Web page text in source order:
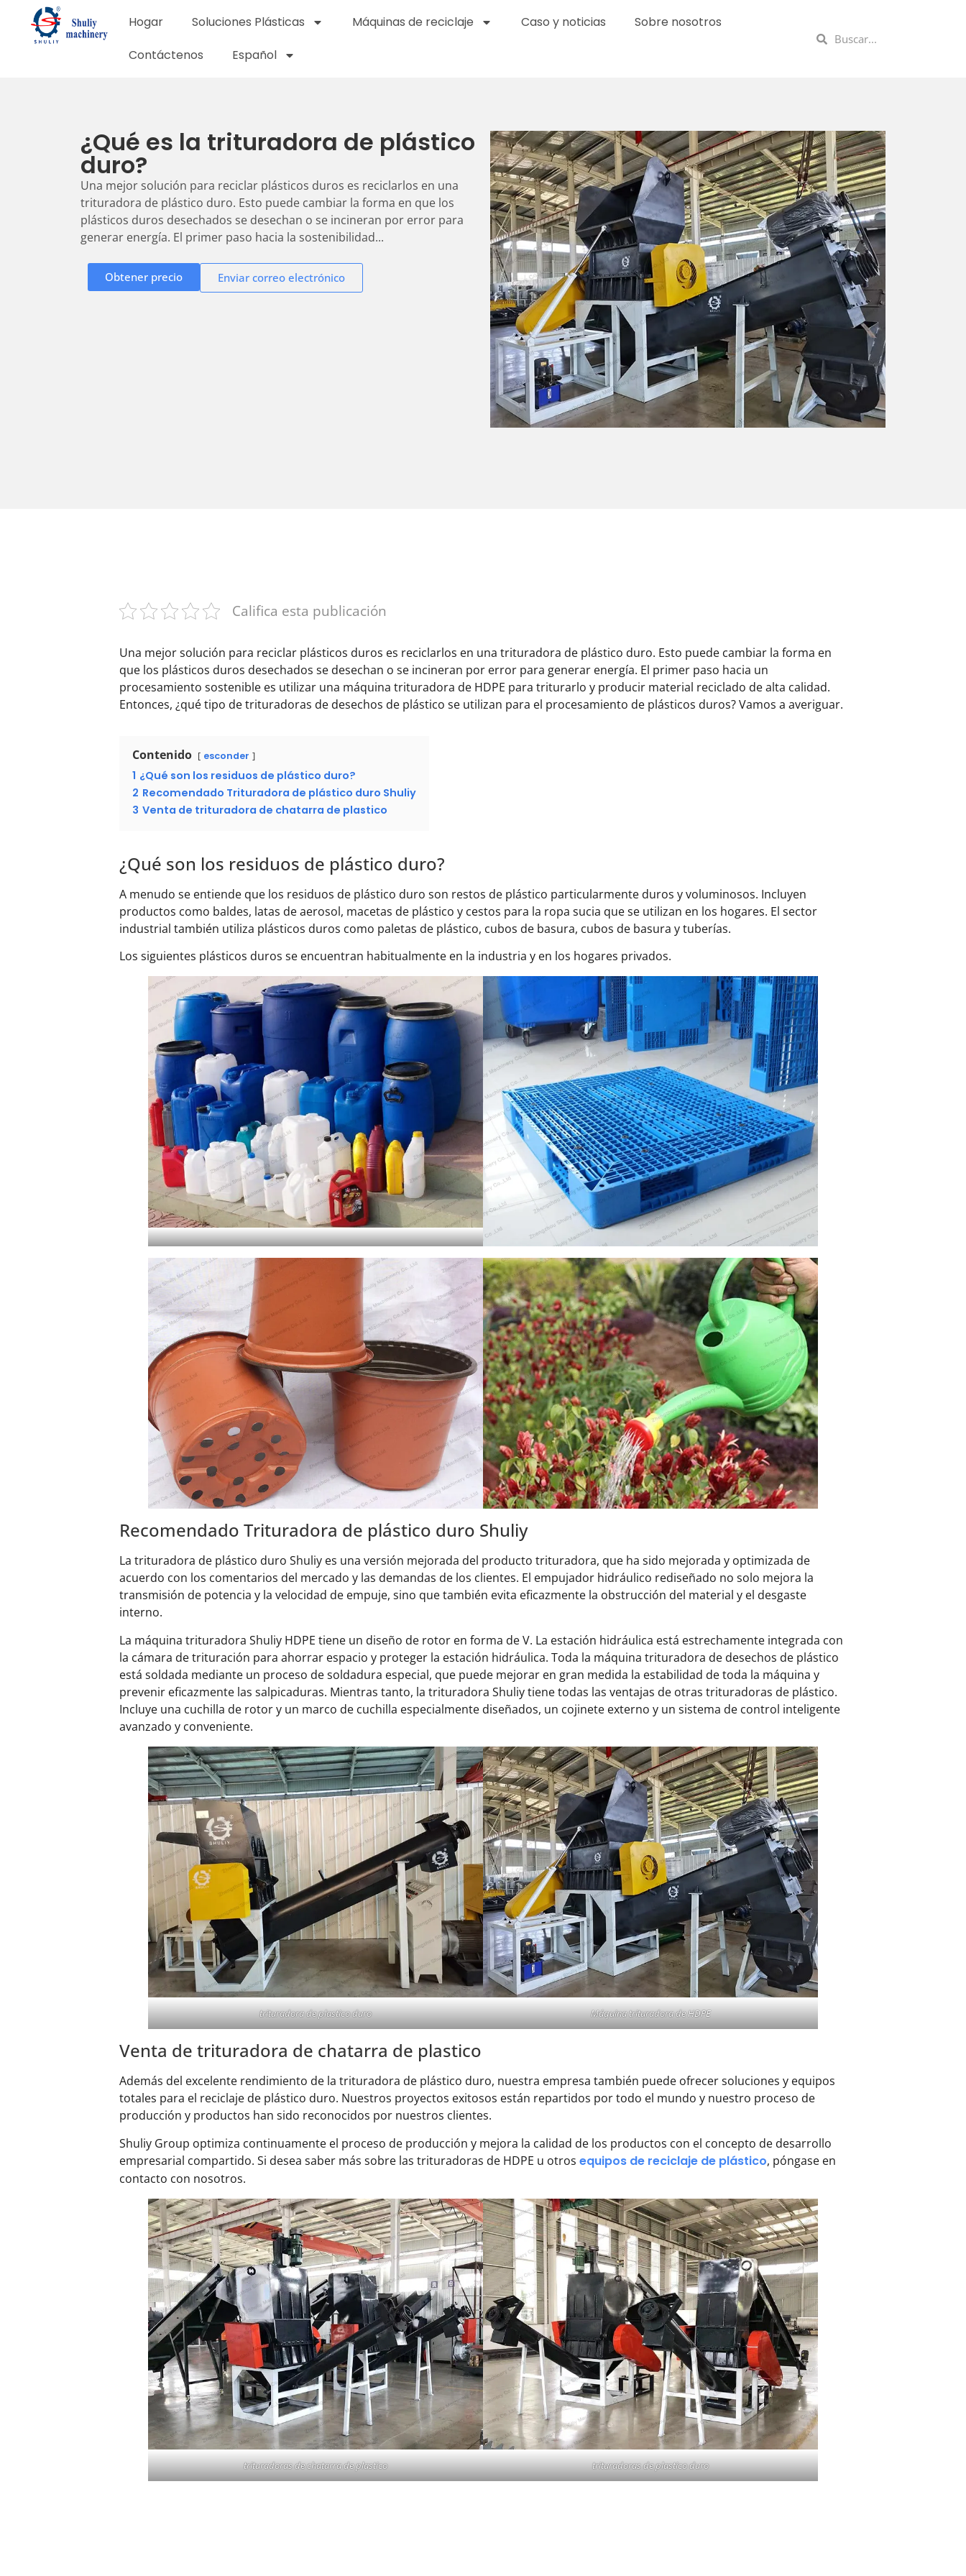
Hogar Soluciones Plásticas Máquinas de reciclaje Caso y noticias
Sobre nosotros
Contáctenos
Español
¿Qué es la trituradora de plástico
duro?
Una mejor solución para reciclar plásticos duros es reciclarlos en una
trituradora de plástico duro. Esto puede cambiar la forma en que los
plásticos duros desechados se desechan o se incineran por error para
generar energía. El primer paso hacia la sostenibilidad...
Obtener precio Enviar correo electrónico
Califica esta publicación
Una mejor solución para reciclar plásticos duros es reciclarlos en una trituradora de plástico duro. Esto puede cambiar la forma en
que los plásticos duros desechados se desechan o se incineran por error para generar energía. El primer paso hacia un
procesamiento sostenible es utilizar una máquina trituradora de HDPE para triturarlo y producir material reciclado de alta calidad.
Entonces, ¿qué tipo de trituradoras de desechos de plástico se utilizan para el procesamiento de plásticos duros? Vamos a averiguar.
Contenido esconder
1 ¿Qué son los residuos de plástico duro?
2 Recomendado Trituradora de plástico duro Shuliy
3 Venta de trituradora de chatarra de plastico
¿Qué son los residuos de plástico duro?
A menudo se entiende que los residuos de plástico duro son restos de plástico particularmente duros y voluminosos. Incluyen
productos como baldes, latas de aerosol, macetas de plástico y cestos para la ropa sucia que se utilizan en los hogares. El sector
industrial también utiliza plásticos duros como paletas de plástico, cubos de basura, cubos de basura y tuberías.
Los siguientes plásticos duros se encuentran habitualmente en la industria y en los hogares privados.
Recomendado Trituradora de plástico duro Shuliy
La trituradora de plástico duro Shuliy es una versión mejorada del producto trituradora, que ha sido mejorada y optimizada de
acuerdo con los comentarios del mercado y las demandas de los clientes. El empujador hidráulico rediseñado no solo mejora la
transmisión de potencia y la velocidad de empuje, sino que también evita eficazmente la obstrucción del material y el desgaste
interno.
La máquina trituradora Shuliy HDPE tiene un diseño de rotor en forma de V. La estación hidráulica está estrechamente integrada con
la cámara de trituración para ahorrar espacio y proteger la estación hidráulica. Toda la máquina trituradora de desechos de plástico
está soldada mediante un proceso de soldadura especial, que puede mejorar en gran medida la estabilidad de toda la máquina y
prevenir eficazmente las salpicaduras. Mientras tanto, la trituradora Shuliy tiene todas las ventajas de otras trituradoras de plástico.
Incluye una cuchilla de rotor y un marco de cuchilla especialmente diseñados, un cojinete externo y un sistema de control inteligente
avanzado y conveniente.
trituradora de plastico duro Máquina trituradora de HDPE
Venta de trituradora de chatarra de plastico
Además del excelente rendimiento de la trituradora de plástico duro, nuestra empresa también puede ofrecer soluciones y equipos
totales para el reciclaje de plástico duro. Nuestros proyectos exitosos están repartidos por todo el mundo y nuestro proceso de
producción y productos han sido reconocidos por nuestros clientes.
Shuliy Group optimiza continuamente el proceso de producción y mejora la calidad de los productos con el concepto de desarrollo
empresarial compartido. Si desea saber más sobre las trituradoras de HDPE u otros equipos de reciclaje de plástico, póngase en
contacto con nosotros.
trituradoras de chatarra de plastico trituradoras de plastico duro